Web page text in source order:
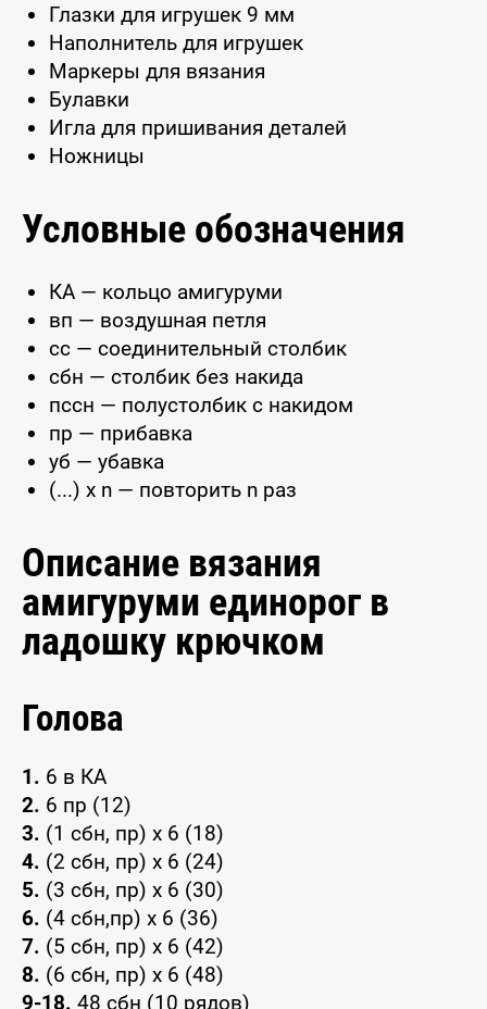
Глазки для игрушек 9 мм
Наполнитель для игрушек
Маркеры для вязания
Булавки
Игла для пришивания деталей
Ножницы
Условные обозначения
КА — кольцо амигуруми
вп — воздушная петля
сс — соединительный столбик
сбн — столбик без накида
пссн — полустолбик с накидом
пр — прибавка
уб — убавка
(...) x n — повторить n раз
Описание вязания
амигуруми единорог в
ладошку крючком
Голова
1. 6 в КА
2. 6 пр (12)
3. (1 сбн, пр) x 6 (18)
4. (2 сбн, пр) x 6 (24)
5. (3 сбн, пр) x 6 (30)
6. (4 сбн,пр) x 6 (36)
7. (5 сбн, пр) x 6 (42)
8. (6 сбн, пр) x 6 (48)
9-18. 48 сбн (10 рядов)